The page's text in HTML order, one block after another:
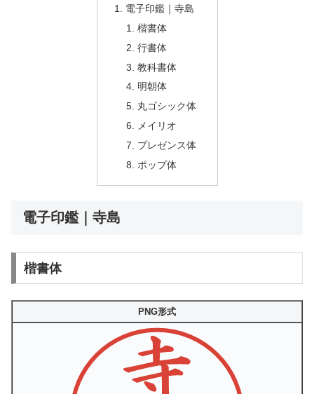
電子印鑑｜寺島
楷書体
行書体
教科書体
明朝体
丸ゴシック体
メイリオ
プレゼンス体
ポップ体
電子印鑑｜寺島
楷書体
PNG形式